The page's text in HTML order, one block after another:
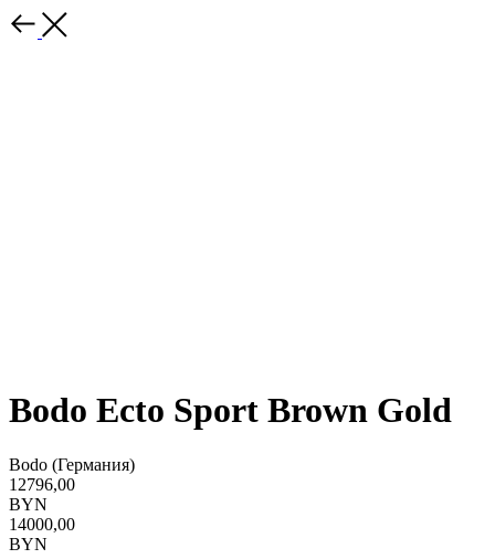
Bodo Ecto Sport Brown Gold
Bodo (Германия)
12796,00
BYN
14000,00
BYN